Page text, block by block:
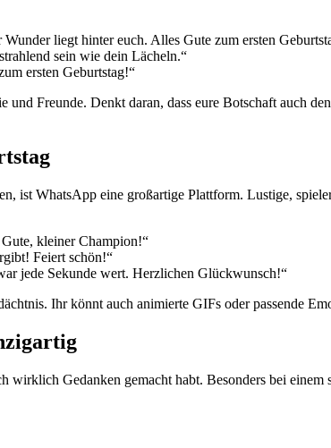
liegt hinter euch. Alles Gute zum ersten
sein wie dein Lächeln.“
ersten Geburtstag!“
Freunde. Denkt daran, dass eure Botschaft auch
ist WhatsApp eine großartige Plattform. Lustige,
kleiner Champion!“
Feiert schön!“
jede Sekunde wert. Herzlichen Glückwunsch!“
Ihr könnt auch animierte GIFs oder passende
wirklich Gedanken gemacht habt. Besonders bei